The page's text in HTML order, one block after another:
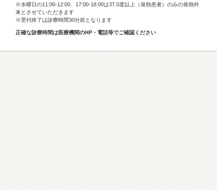
※水曜日の11:00-12:00、17:00-18:00は37.0度以上（発熱患者）のみの発熱外
来とさせていただきます
※受付終了は診療時間30分前となります
正確な診療時間は医療機関のHP・電話等でご確認ください